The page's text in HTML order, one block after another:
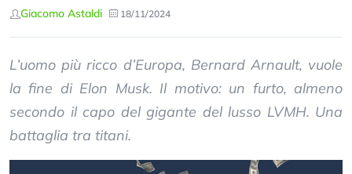
Giacomo Astaldi 18/11/2024
L’uomo più ricco d’Europa, Bernard Arnault, vuole
la fine di Elon Musk. Il motivo: un furto, almeno
secondo il capo del gigante del lusso LVMH. Una
battaglia tra titani.